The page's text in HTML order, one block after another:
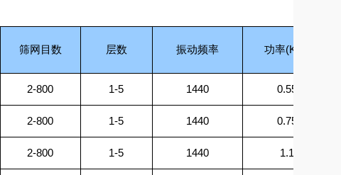
筛网目数 层数 振动频率 功率(KW)
2-800 1-5 1440 0.55
2-800 1-5 1440 0.75
2-800 1-5 1440 1.1